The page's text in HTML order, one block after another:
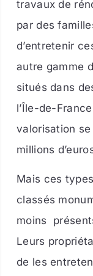
travaux de
par des
d’entretenir
autre gamme
situés dans
l’Île-de-
valorisation
millions
Mais ces
classés
moins
Leurs
de les